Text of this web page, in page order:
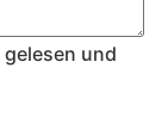
gelesen und